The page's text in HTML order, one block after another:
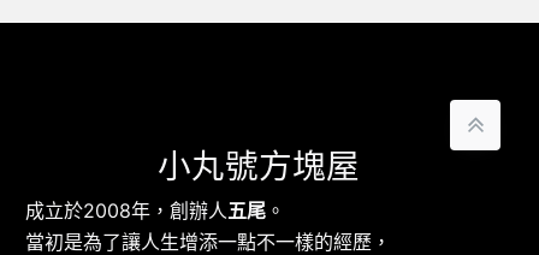
小丸號方塊屋
成立於2008年，創辦人 五尾 。
當初是為了讓人生增添一點不一樣的經歷，